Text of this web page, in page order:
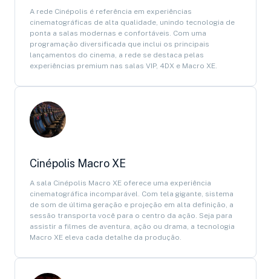
A rede Cinépolis é referência em experiências
cinematográficas de alta qualidade, unindo tecnologia de
ponta a salas modernas e confortáveis. Com uma
programação diversificada que inclui os principais
lançamentos do cinema, a rede se destaca pelas
experiências premium nas salas VIP, 4DX e Macro XE.
Cinépolis Macro XE
A sala Cinépolis Macro XE oferece uma experiência
cinematográfica incomparável. Com tela gigante, sistema
de som de última geração e projeção em alta definição, a
sessão transporta você para o centro da ação. Seja para
assistir a filmes de aventura, ação ou drama, a tecnologia
Macro XE eleva cada detalhe da produção.